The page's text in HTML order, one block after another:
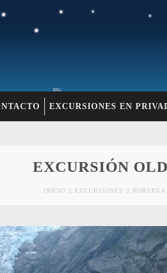
EXCURSIONES EN
EXCURSIÓN
INICIO EXCURSIONES NORUEGA